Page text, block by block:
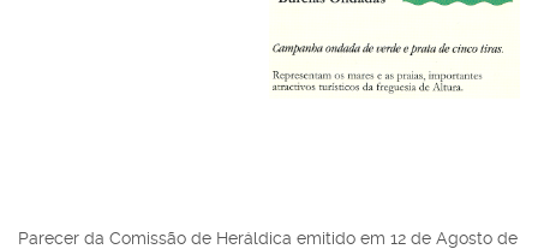
Parecer da Comissão de Heráldica emitido em 12 de Agosto de